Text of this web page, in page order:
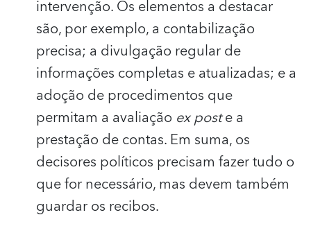
intervenção. Os elementos a destacar
são, por exemplo, a contabilização
precisa; a divulgação regular de
informações completas e atualizadas; e a
adoção de procedimentos que
permitam a avaliação ex poste a
prestação de contas. Em suma, os
decisores políticos precisam fazer tudo o
que for necessário, mas devem também
guardar os recibos.